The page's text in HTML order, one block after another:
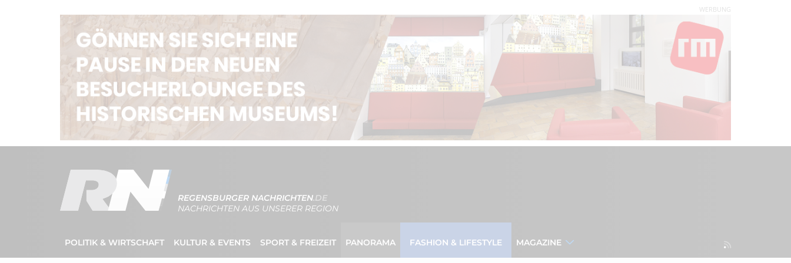
WERBUNG
REGENSBURGER NACHRICHTEN.DE
NACHRICHTEN AUS UNSERER REGION
POLITIK & WIRTSCHAFT KULTUR & EVENTS SPORT & FREIZEIT PANORAMA FASHION & LIFESTYLE MAGAZINE